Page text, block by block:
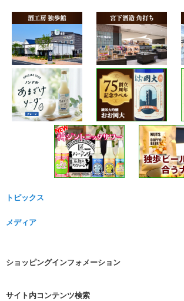
トピックス
メディア
ショッピングインフォメーション
サイト内コンテンツ検索